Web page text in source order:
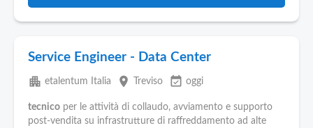
Service Engineer - Data Center
apartment etalentum Italia place Treviso event_available oggi
tecnico per le attività di collaudo, avviamento e supporto
post-vendita su infrastrutture di raffreddamento ad alte